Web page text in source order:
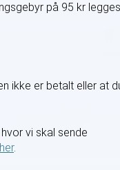
på 95 kr
ikke er betalt eller at
vi skal sende
.